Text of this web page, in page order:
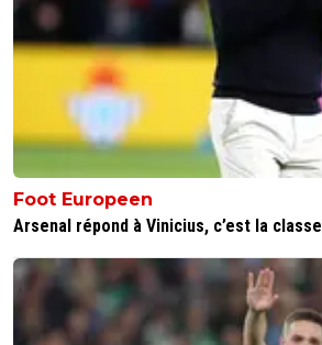
Foot Europeen
Arsenal répond à Vinicius, c’est la classe